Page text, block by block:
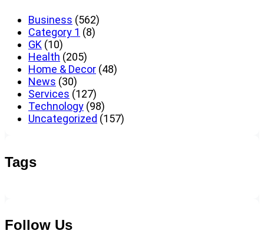
Business (562)
Category 1 (8)
GK (10)
Health (205)
Home & Decor (48)
News (30)
Services (127)
Technology (98)
Uncategorized (157)
Tags
Follow Us